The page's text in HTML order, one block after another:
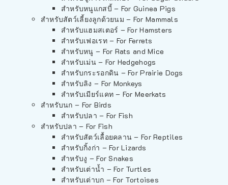
สำหรับหนูแกสบี้ – For Guinea Pigs
สำหรับสัตว์เลี้ยงลูกด้วยนม – For Mammals
สำหรับแฮมสเตอร์ – For Hamsters
สำหรับเฟอเรท – For Ferrets
สำหรับหนู – For Rats and Mice
สำหรับเม่น – For Hedgehogs
สำหรับกระรอกดิน – For Prairie Dogs
สำหรับลิง – For Monkeys
สำหรับเมียร์แคท – For Meerkats
สำหรับนก – For Birds
สำหรับปลา – For Fish
สำหรับปลา – For Fish
สำหรับสัตว์เลื้อยคลาน – For Reptiles
สำหรับกิ้งก่า – For Lizards
สำหรับงู – For Snakes
สำหรับเต่าน้ำ – For Turtles
สำหรับเต่าบก – For Tortoises